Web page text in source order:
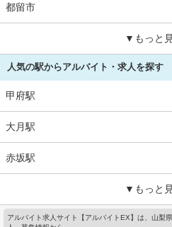
都留市
▼もっと
人気の駅からアルバイト・求人を探す
甲府駅
大月駅
赤坂駅
▼もっと
アルバイト求人サイト【アルバイトEX】は、山梨